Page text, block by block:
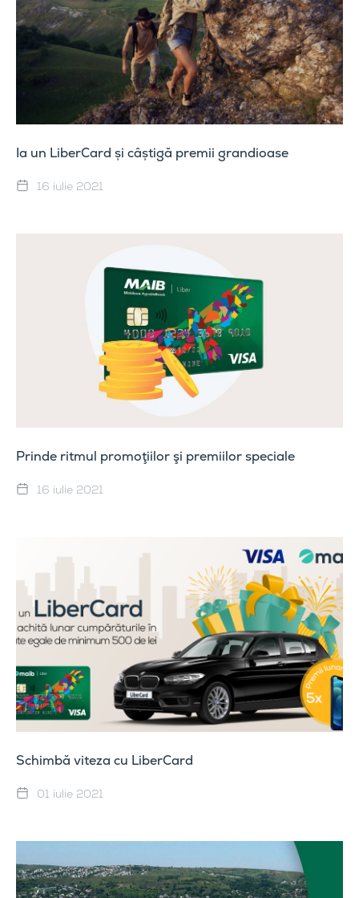
Ia un LiberCard și câștigă premii grandioase
16 iulie 2021
Prinde ritmul promoţiilor şi premiilor speciale
16 iulie 2021
Schimbă viteza cu LiberCard
01 iulie 2021